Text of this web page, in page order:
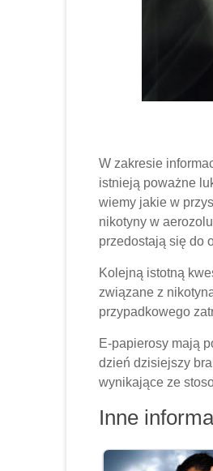
W zakresie
istnieją poważne
wiemy jakie w
nikotyny w
przedostają się do
Kolejną istotną
związane z
przypadkowego
E-papierosy mają
dzień dzisiejszy
wynikające ze
Inne